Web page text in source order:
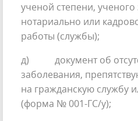
ученой степени,
нотариально или
работы (службы);
д) документ об
заболевания,
на гражданскую службу
(форма № 001-ГС/у);